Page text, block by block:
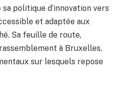
politique d’innovation vers
et adaptée aux
Sa feuille de route,
à Bruxelles,
sur lesquels repose